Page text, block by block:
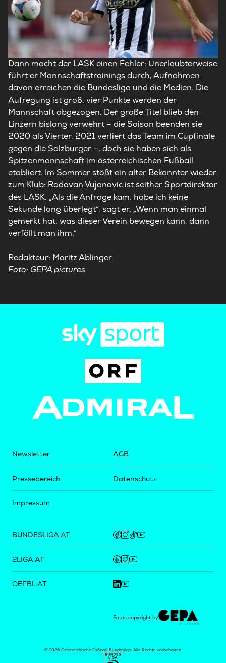
Dann macht der LASK einen Fehler: Unerlaubterweise
führt er Mannschaftstrainings durch, Aufnahmen
davon erreichen die Bundesliga und die Medien. Die
Aufregung ist groß, vier Punkte werden der
Mannschaft abgezogen. Der große Titel blieb den
Linzern bislang verwehrt – die Saison beenden sie
2020 als Vierter, 2021 verliert das Team im Cupfinale
gegen die Salzburger –, doch sie haben sich als
Spitzenmannschaft im österreichischen Fußball
etabliert. Im Sommer stößt ein alter Bekannter wieder
zum Klub: Radovan Vujanovic ist seither Sportdirektor
des LASK. „Als die Anfrage kam, habe ich keine
Sekunde lang überlegt“, sagt er. „Wenn man einmal
gemerkt hat, was dieser Verein bewegen kann, dann
verfällt man ihm.“
Redakteur: Moritz Ablinger
Foto: GEPA pictures
Newsletter
Pressebereich
Impressum
AGB
Datenschutz
BUNDESLIGA.AT
2LIGA.AT
OEFBL.AT
Fotos copyright by
© 2026 Österreichische Fußball-Bundesliga. Alle Rechte vorbehalten.